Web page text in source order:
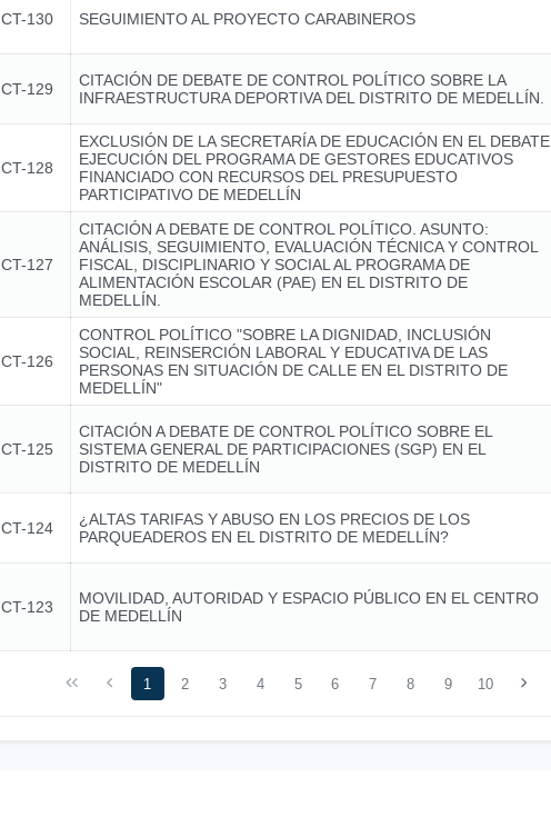
CT-130 SEGUIMIENTO AL PROYECTO CARABINEROS
CT-129
CITACIÓN DE DEBATE DE CONTROL POLÍTICO SOBRE LA
INFRAESTRUCTURA DEPORTIVA DEL DISTRITO DE MEDELLÍN.
CT-128
EXCLUSIÓN DE LA SECRETARÍA DE EDUCACIÓN EN EL DEBATE
EJECUCIÓN DEL PROGRAMA DE GESTORES EDUCATIVOS
FINANCIADO CON RECURSOS DEL PRESUPUESTO
PARTICIPATIVO DE MEDELLÍN
CT-127
CITACIÓN A DEBATE DE CONTROL POLÍTICO. ASUNTO:
ANÁLISIS, SEGUIMIENTO, EVALUACIÓN TÉCNICA Y CONTROL
FISCAL, DISCIPLINARIO Y SOCIAL AL PROGRAMA DE
ALIMENTACIÓN ESCOLAR (PAE) EN EL DISTRITO DE
MEDELLÍN.
CT-126
CONTROL POLÍTICO "SOBRE LA DIGNIDAD, INCLUSIÓN
SOCIAL, REINSERCIÓN LABORAL Y EDUCATIVA DE LAS
PERSONAS EN SITUACIÓN DE CALLE EN EL DISTRITO DE
MEDELLÍN"
CT-125
CITACIÓN A DEBATE DE CONTROL POLÍTICO SOBRE EL
SISTEMA GENERAL DE PARTICIPACIONES (SGP) EN EL
DISTRITO DE MEDELLÍN
CT-124
¿ALTAS TARIFAS Y ABUSO EN LOS PRECIOS DE LOS
PARQUEADEROS EN EL DISTRITO DE MEDELLÍN?
CT-123
MOVILIDAD, AUTORIDAD Y ESPACIO PÚBLICO EN EL CENTRO
DE MEDELLÍN
1 2 3 4 5 6 7 8 9 10